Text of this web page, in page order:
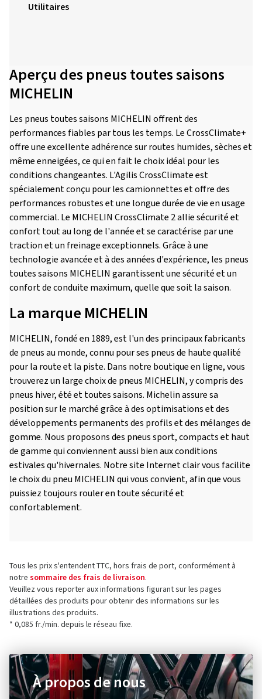
Utilitaires
Aperçu des pneus toutes saisons
MICHELIN
Les pneus toutes saisons MICHELIN offrent des
performances fiables par tous les temps. Le CrossClimate+
offre une excellente adhérence sur routes humides, sèches et
même enneigées, ce qui en fait le choix idéal pour les
conditions changeantes. L'Agilis CrossClimate est
spécialement conçu pour les camionnettes et offre des
performances robustes et une longue durée de vie en usage
commercial. Le MICHELIN CrossClimate 2 allie sécurité et
confort tout au long de l'année et se caractérise par une
traction et un freinage exceptionnels. Grâce à une
technologie avancée et à des années d'expérience, les pneus
toutes saisons MICHELIN garantissent une sécurité et un
confort de conduite maximum, quelle que soit la saison.
La marque MICHELIN
MICHELIN, fondé en 1889, est l'un des principaux fabricants
de pneus au monde, connu pour ses pneus de haute qualité
pour la route et la piste. Dans notre boutique en ligne, vous
trouverez un large choix de pneus MICHELIN, y compris des
pneus hiver, été et toutes saisons. Michelin assure sa
position sur le marché grâce à des optimisations et des
développements permanents des profils et des mélanges de
gomme. Nous proposons des pneus sport, compacts et haut
de gamme qui conviennent aussi bien aux conditions
estivales qu'hivernales. Notre site Internet clair vous facilite
le choix du pneu MICHELIN qui vous convient, afin que vous
puissiez toujours rouler en toute sécurité et
confortablement.
Tous les prix s'entendent TTC, hors frais de port, conformément à
notre sommaire des frais de livraison.
Veuillez vous reporter aux informations figurant sur les pages
détaillées des produits pour obtenir des informations sur les
illustrations des produits.
* 0,085 fr./min. depuis le réseau fixe.
À propos de nous